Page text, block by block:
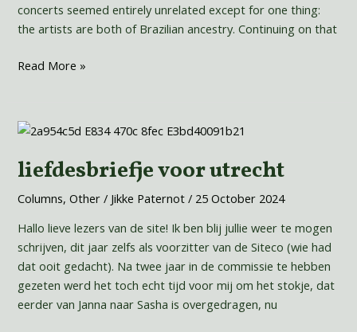
concerts seemed entirely unrelated except for one thing:
the artists are both of Brazilian ancestry. Continuing on that
Read More »
liefdesbriefje voor utrecht
Columns,Other / Jikke Paternot/ 25 October 2024
Hallo lieve lezers van de site! Ik ben blij jullie weer te mogen
schrijven, dit jaar zelfs als voorzitter van de Siteco (wie had
dat ooit gedacht). Na twee jaar in de commissie te hebben
gezeten werd het toch echt tijd voor mij om het stokje, dat
eerder van Janna naar Sasha is overgedragen, nu
liefdesbriefje
utrecht